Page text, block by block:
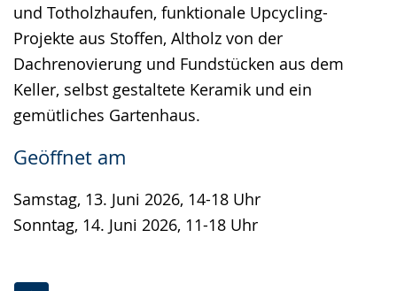
und Totholzhaufen, funktionale Upcycling-
Projekte aus Stoffen, Altholz von der
Dachrenovierung und Fundstücken aus dem
Keller, selbst gestaltete Keramik und ein
gemütliches Gartenhaus.
Geöffnet am
Samstag, 13. Juni 2026, 14-18 Uhr
Sonntag, 14. Juni 2026, 11-18 Uhr